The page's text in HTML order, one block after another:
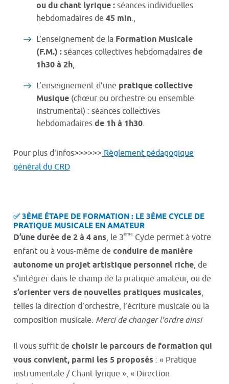
ou du chant lyrique : séances individuelles
hebdomadaires de 45 min.,
L’enseignement de la Formation Musicale
(F.M.) : séances collectives hebdomadaires de
1h30 à 2h,
L’enseignement d’une pratique collective
Musique (chœur ou orchestre ou ensemble
instrumental) : séances collectives
hebdomadaires de 1h à 1h30.
Pour plus d'infos>>>>>> Règlement pédagogique
général du CRD
✅ 3ÈME ÉTAPE DE FORMATION : LE 3ÈME CYCLE DE
PRATIQUE MUSICALE EN AMATEUR
D’une durée de 2 à 4 ans, le 3ème Cycle permet à votre
enfant ou à vous-même de conduire de manière
autonome un projet artistique personnel riche, de
s’intégrer dans le champ de la pratique amateur, ou de
s’orienter vers de nouvelles pratiques musicales,
telles la direction d’orchestre, l’écriture musicale ou la
composition musicale. Merci de changer l’ordre ainsi
Il vous suffit de choisir le parcours de formation qui
vous convient, parmi les 5 proposés : « Pratique
instrumentale / Chant lyrique », « Direction